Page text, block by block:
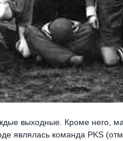
выходные. Кроме него,
являлась команда PKS